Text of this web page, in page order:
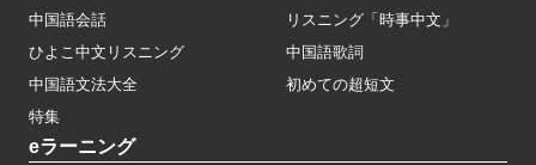
中国語会話
リスニング「時事中文」
ひよこ中文リスニング
中国語歌詞
中国語文法大全
初めての超短文
特集
eラーニング